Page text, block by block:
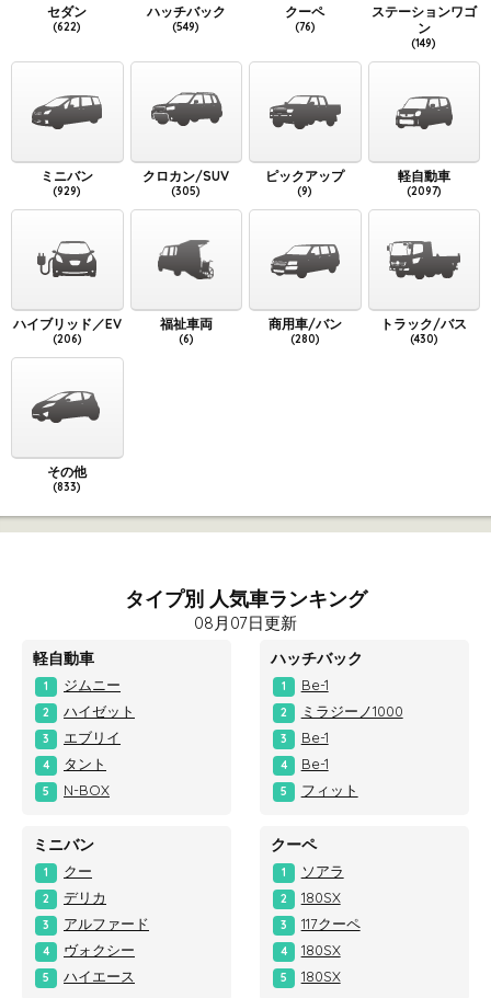
セダン
(622)
ハッチバック
(549)
クーペ
(76)
ステーションワゴ
ン
(149)
ミニバン
(929)
クロカン/SUV
(305)
ピックアップ
(9)
軽自動車
(2097)
ハイブリッド／EV
(206)
福祉車両
(6)
商用車/バン
(280)
トラック/バス
(430)
その他
(833)
タイプ別 人気車ランキング
08月07日更新
軽自動車
1 ジムニー
2 ハイゼット
3 エブリイ
4 タント
5 N-BOX
ハッチバック
1 Be-1
2 ミラジーノ1000
3 Be-1
4 Be-1
5 フィット
ミニバン
1 クー
2 デリカ
3 アルファード
4 ヴォクシー
5 ハイエース
クーペ
1 ソアラ
2 180SX
3 117クーペ
4 180SX
5 180SX